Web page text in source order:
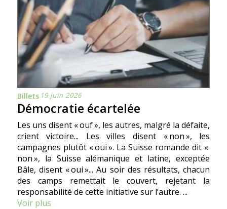
Billets 19 juin 2026
Démocratie écartelée
Les uns disent « ouf », les autres, malgré la défaite,
crient victoire... Les villes disent « non », les
campagnes plutôt « oui ». La Suisse romande dit «
non », la Suisse alémanique et latine, exceptée
Bâle, disent « oui »... Au soir des résultats, chacun
des camps remettait le couvert, rejetant la
responsabilité de cette initiative sur l’autre. ...
Voir plus